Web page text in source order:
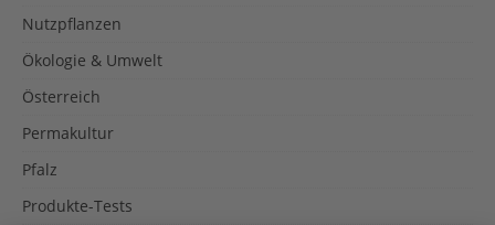
Nutzpflanzen
Ökologie & Umwelt
Österreich
Permakultur
Pfalz
Produkte-Tests